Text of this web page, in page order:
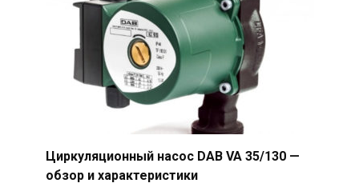
Циркуляционный насос DAB VA 35/130 —
обзор и характеристики